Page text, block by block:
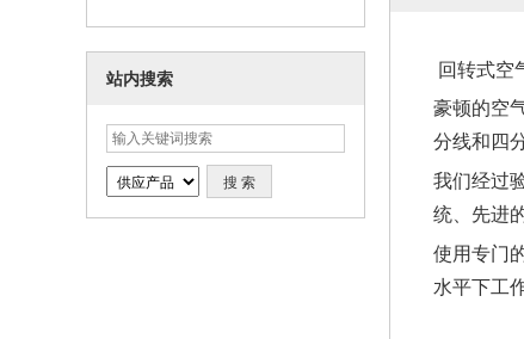
站内搜索
回转式空
豪顿的空
分线和四
我们经过
统、先进
使用专门
水平下工